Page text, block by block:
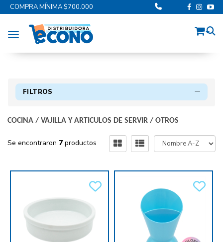
COMPRA MÍNIMA $700.000
Toggle navigation
FILTROS
COCINA / VAJILLA Y ARTICULOS DE SERVIR / OTROS
Se encontraron 7 productos